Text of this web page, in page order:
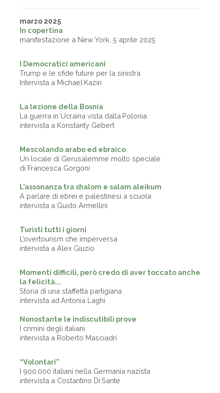
marzo 2025
In copertina
manifestazione a New York, 5 aprile 2025
I Democratici americani
Trump e le sfide future per la sinistra
Intervista a Michael Kazin
La lezione della Bosnia
La guerra in Ucraina vista dalla Polonia
intervista a Konstanty Gebert
Mescolando arabo ed ebraico
Un locale di Gerusalemme molto speciale
di Francesca Gorgoni
L’assonanza tra shalom e salam aleikum
A parlare di ebrei e palestinesi a scuola
intervista a Guido Armellini
Turisti tutti i giorni
L’overtourism che imperversa
intervista a Alex Giuzio
Momenti difficili, però credo di aver toccato anche
la felicità...
Storia di una staffetta partigiana
intervista ad Antonia Laghi
Nonostante le indiscutibili prove
I crimini degli italiani
intervista a Roberto Masciadri
“Volontari”
I 900.000 italiani nella Germania nazista
intervista a Costantino Di Sante